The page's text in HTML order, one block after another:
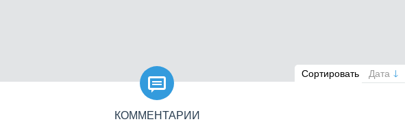
Сортировать Дата

КОММЕНТАРИИ